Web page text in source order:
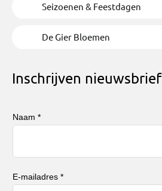
Seizoenen & Feestdagen
De Gier Bloemen
Inschrijven nieuwsbrief
Naam *
E-mailadres *